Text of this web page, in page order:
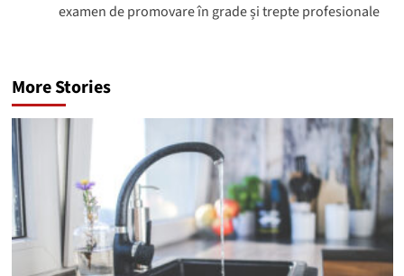
examen de promovare în grade și trepte profesionale
More Stories